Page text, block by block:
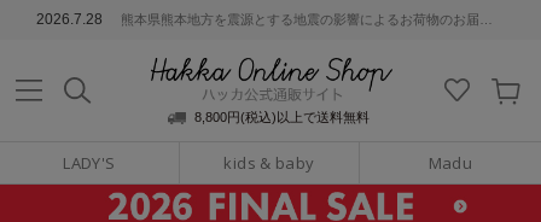
2026.7.28 熊本県熊本地方を震源とする地震の影響によるお荷物のお届けについて
8,800円(税込)以上で送料無料
LADY'S kids & baby Madu
通販サイト